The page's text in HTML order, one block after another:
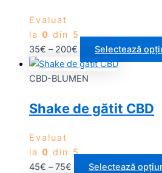
Evaluat
la 0 din 5
35€ – 200€ Selectează
CBD-BLUMEN
Shake de gătit CBD
Evaluat
la 0 din 5
45€ – 75€ Selectează